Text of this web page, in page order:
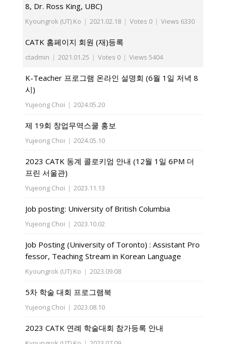
8, Dr. Ross King, UBC)
Kyoungrok (UT) Ko | 2021.02.18 | Votes 0 | Views 6330
CATK 홈페이지 회원 (재)등록
ctadmin | 2021.01.25 | Votes 0 | Views 5404
K-Teacher 프로그램 온라인 설명회 (6월 1일 저녁 8
시)
Yujeong Choi | 2024.05.20
제 19회 창업무역스쿨 홍보
Yujeong Choi | 2024.05.10
2023 CATK 동계 콜로키엄 안내 (12월 1일 6PM 더
프린 서울관)
Yujeong Choi | 2023.11.13
Job posting: University of British Columbia
Yujeong Choi | 2023.10.02
Job Posting (University of Toronto) : Assistant Pro
fessor, Teaching Stream in Korean Language
Kyoungrok (UT) Ko | 2023.09.08
5차 학술 대회 프로그램북
Yujeong Choi | 2023.08.10
2023 CATK 연례 학술대회 참가등록 안내